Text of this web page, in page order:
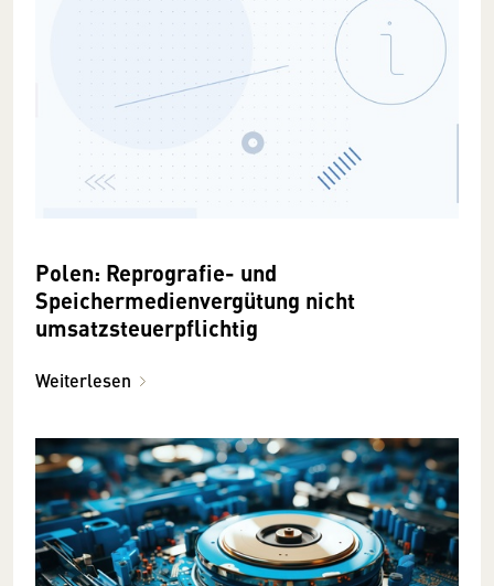
Polen: Reprografie- und
Speichermedienvergütung nicht
umsatzsteuerpflichtig
Weiterlesen